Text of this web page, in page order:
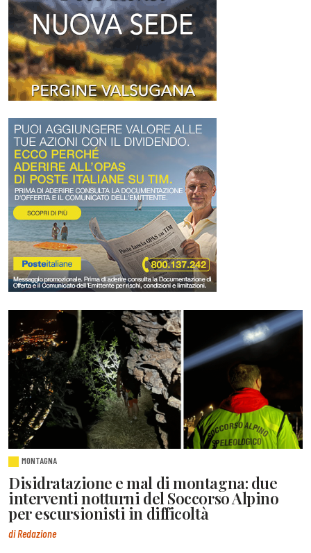
MONTAGNA
Disidratazione e mal di montagna: due
interventi notturni del Soccorso Alpino
per escursionisti in difficoltà
di Redazione